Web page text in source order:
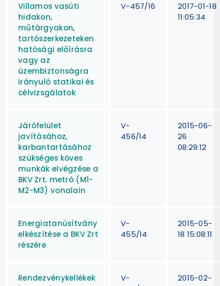
Villamos vasúti
hidakon,
műtárgyakon,
tartószerkezeteken
hatósági előírásra
vagy az
üzembiztonságra
irányuló statikai és
célvizsgálatok
V-457/16
2017-01-18
11:05:34
Járófelület
javításához,
karbantartásához
szükséges köves
munkák elvégzése a
BKV Zrt. metró (M1-
M2-M3) vonalain
V-
456/14
2015-06-
26
08:29:12
Energiatanúsítvány
elkészítése a BKV Zrt
részére
V-
455/14
2015-05-
18 15:08:11
Rendezvénykellékek
V-
2015-02-